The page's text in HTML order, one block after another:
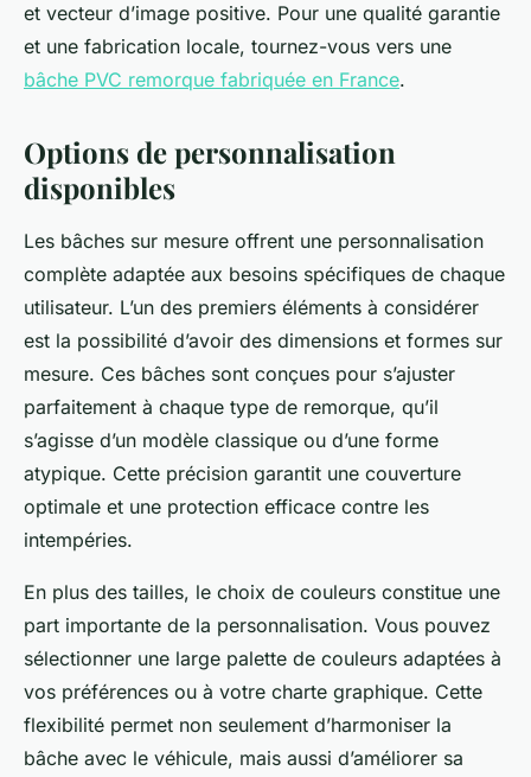
et vecteur d’image positive. Pour une qualité garantie
et une fabrication locale, tournez-vous vers une
bâche PVC remorque fabriquée en France.
Options de personnalisation
disponibles
Les bâches sur mesure offrent une personnalisation
complète adaptée aux besoins spécifiques de chaque
utilisateur. L’un des premiers éléments à considérer
est la possibilité d’avoir des dimensions et formes sur
mesure. Ces bâches sont conçues pour s’ajuster
parfaitement à chaque type de remorque, qu’il
s’agisse d’un modèle classique ou d’une forme
atypique. Cette précision garantit une couverture
optimale et une protection efficace contre les
intempéries.
En plus des tailles, le choix de couleurs constitue une
part importante de la personnalisation. Vous pouvez
sélectionner une large palette de couleurs adaptées à
vos préférences ou à votre charte graphique. Cette
flexibilité permet non seulement d’harmoniser la
bâche avec le véhicule, mais aussi d’améliorer sa